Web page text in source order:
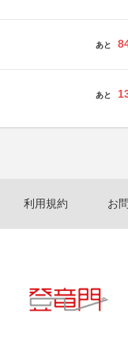
あと
あと
利用規約 お